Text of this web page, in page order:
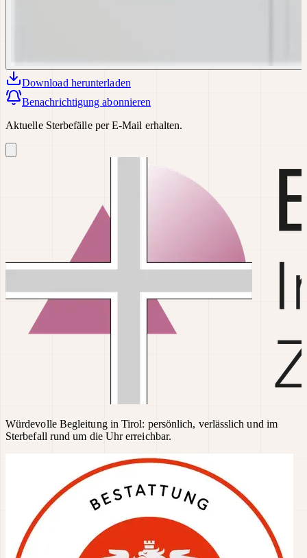
Download herunterladen
Benachrichtigung abonnieren
Aktuelle Sterbefälle per E-Mail erhalten.
Würdevolle Begleitung in Tirol: persönlich, verlässlich und im
Sterbefall rund um die Uhr erreichbar.